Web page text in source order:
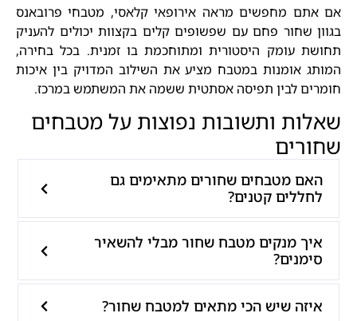
אם אתם מחפשים מראה אירופאי קלאסי, מטבחי פרובאנס
בגוון שחור פחם עם שפשופים קלים בקצוות יכולים להעניק
תחושת עומק היסטורית ומתוחכמת בו זמנית. בכל בחירה,
המותג אומנות במטבח מציע את השילוב המדויק בין איכות
חומרים לבין תפיסה אסתטית ששמה את המשתמש במרכז.
שאלות ותשובות נפוצות על מטבחים
שחורים
האם מטבחים שחורים מתאימים גם
לחללים קטנים?
איך מנקים מטבח שחור מבלי להשאיר
סימנים?
איזה שיש הכי מתאים למטבח שחור?